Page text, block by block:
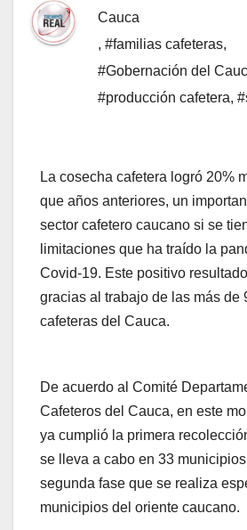
Cauca
, #familias cafeteras,
#Gobernación del
#producción cafetera,
La cosecha cafetera logró 20%
que años anteriores, un
sector cafetero caucano si se
limitaciones que ha traído la
Covid-19. Este positivo
gracias al trabajo de las más de
cafeteras del Cauca.
De acuerdo al Comité
Cafeteros del Cauca, en este
ya cumplió la primera
se lleva a cabo en 33
segunda fase que se realiza
municipios del oriente caucano.